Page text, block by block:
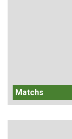
Matchs